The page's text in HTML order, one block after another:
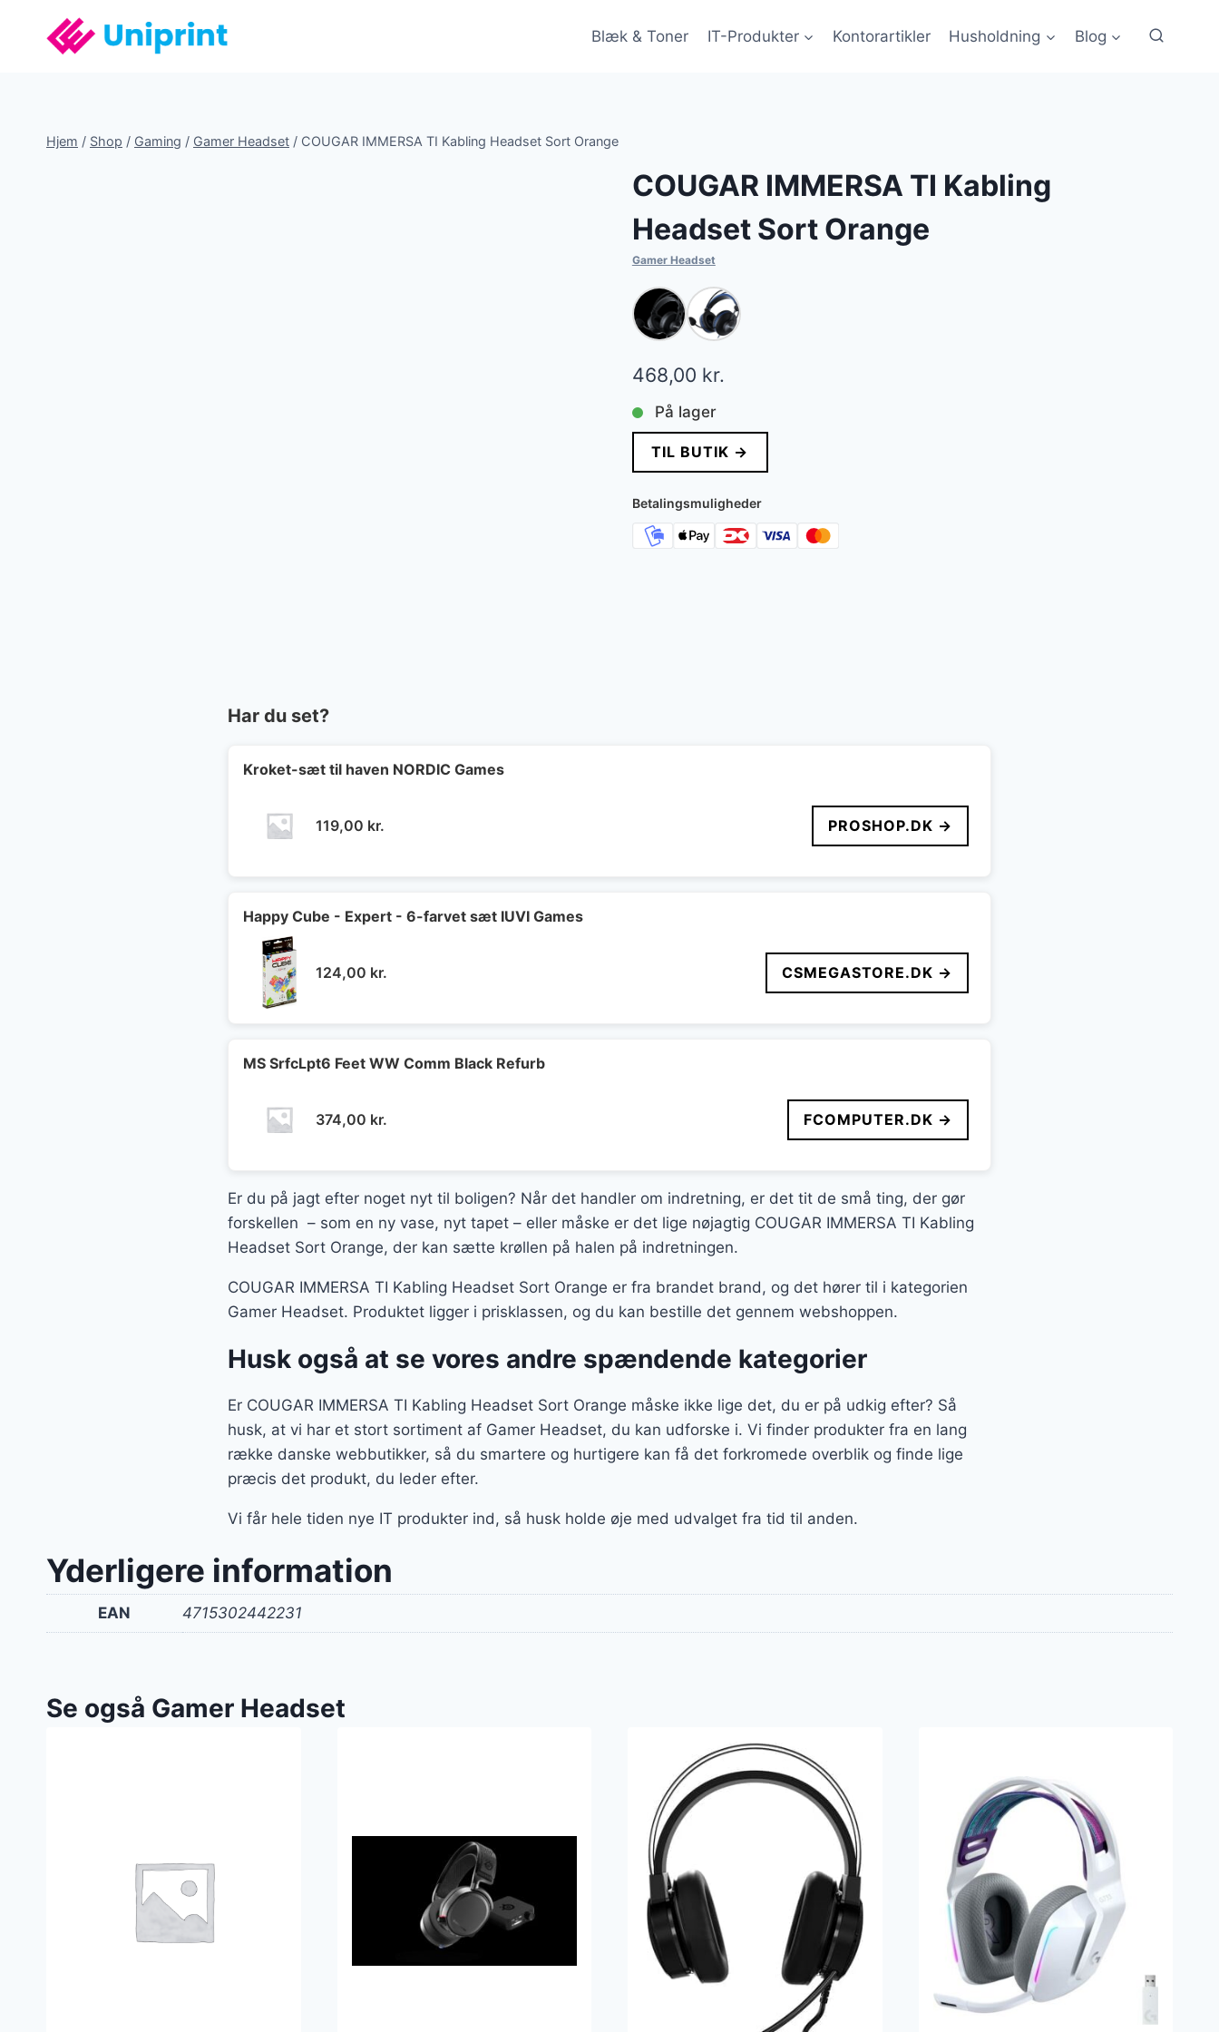
Blæk & Toner IT-Produkter Kontorartikler Husholdning Blog
Hjem / Shop / Gaming / Gamer Headset / COUGAR IMMERSA TI Kabling Headset Sort Orange
COUGAR IMMERSA TI Kabling
Headset Sort Orange
Gamer Headset
468,00 kr.
På lager
TIL BUTIK →
Betalingsmuligheder
Har du set?
Kroket-sæt til haven NORDIC Games
119,00 kr. PROSHOP.DK →
Happy Cube - Expert - 6-farvet sæt IUVI Games
124,00 kr. CSMEGASTORE.DK →
MS SrfcLpt6 Feet WW Comm Black Refurb
374,00 kr. FCOMPUTER.DK →
Er du på jagt efter noget nyt til boligen? Når det handler om indretning, er det tit de små ting, der gør
forskellen – som en ny vase, nyt tapet – eller måske er det lige nøjagtig COUGAR IMMERSA TI Kabling
Headset Sort Orange, der kan sætte krøllen på halen på indretningen.
COUGAR IMMERSA TI Kabling Headset Sort Orange er fra brandet brand, og det hører til i kategorien
Gamer Headset. Produktet ligger i prisklassen, og du kan bestille det gennem webshoppen.
Husk også at se vores andre spændende kategorier
Er COUGAR IMMERSA TI Kabling Headset Sort Orange måske ikke lige det, du er på udkig efter? Så
husk, at vi har et stort sortiment af Gamer Headset, du kan udforske i. Vi finder produkter fra en lang
række danske webbutikker, så du smartere og hurtigere kan få det forkromede overblik og finde lige
præcis det produkt, du leder efter.
Vi får hele tiden nye IT produkter ind, så husk holde øje med udvalget fra tid til anden.
Yderligere information
EAN 4715302442231
Se også Gamer Headset